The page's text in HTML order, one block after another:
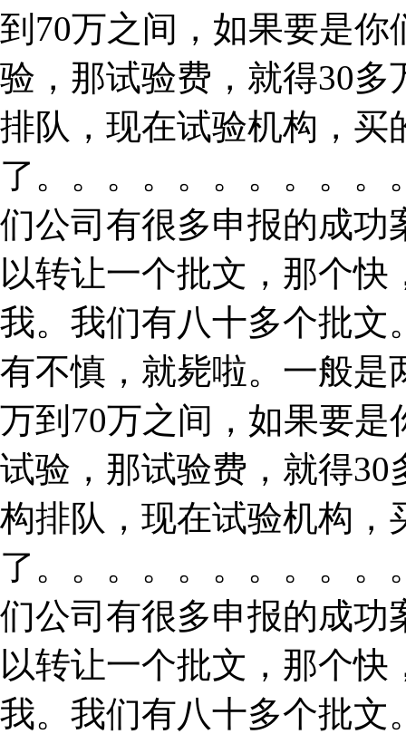
到70万之间，如果要是
验，那试验费，就得30
排队，现在试验机构，买
了。。。。。。。。。
们公司有很多申报的成功
以转让一个批文，那个
我。我们有八十多个批文
有不慎，就毙啦。一般是
万到70万之间，如果要
试验，那试验费，就得
构排队，现在试验机构，
了。。。。。。。。。
们公司有很多申报的成功
以转让一个批文，那个
我。我们有八十多个批文